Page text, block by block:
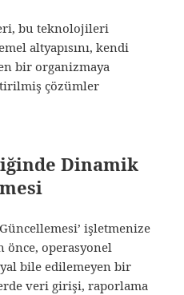
bu teknolojileri
altyapısını, kendi
bir organizmaya
çözümler
Dinamik
işletmenize
önce, operasyonel
bile edilemeyen bir
veri girişi, raporlama